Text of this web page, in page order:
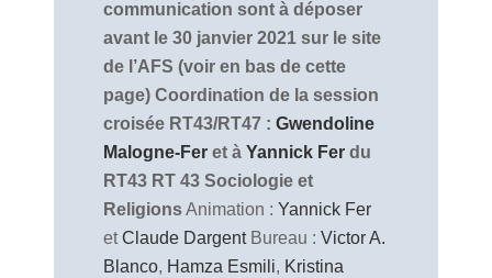
communication sont à déposer
avant le 30 janvier 2021 sur le site
de l’AFS (voir en bas de cette
page) Coordination de la session
croisée RT43/RT47 : Gwendoline
Malogne-Fer et à Yannick Fer du
RT43 RT 43 Sociologie et
ReligionsAnimation : Yannick Fer
etClaude DargentBureau : Victor A.
Blanco, Hamza Esmili, Kristina